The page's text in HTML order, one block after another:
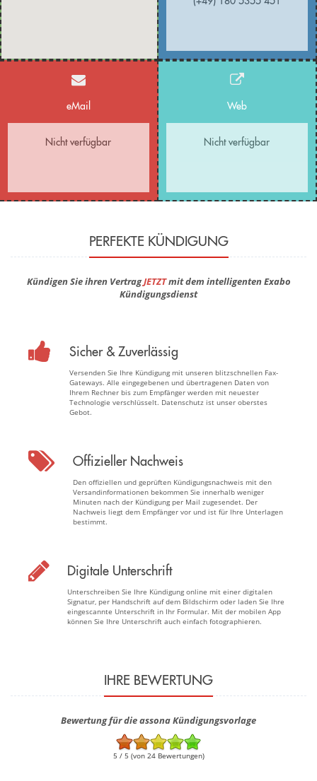
eMail
Nicht verfügbar
Web
Nicht verfügbar
PERFEKTE KÜNDIGUNG
Kündigen Sie ihren VertragJETZTmit dem intelligenten Exabo
Kündigungsdienst
Sicher & Zuverlässig
Versenden Sie Ihre Kündigung mit unseren blitzschnellen Fax-
Gateways. Alle eingegebenen und übertragenen Daten von
Ihrem Rechner bis zum Empfänger werden mit neuester
Technologie verschlüsselt. Datenschutz ist unser oberstes
Gebot.
Offizieller Nachweis
Den offiziellen und geprüften Kündigungsnachweis mit den
Versandinformationen bekommen Sie innerhalb weniger
Minuten nach der Kündigung per Mail zugesendet. Der
Nachweis liegt dem Empfänger vor und ist für Ihre Unterlagen
bestimmt.
Digitale Unterschrift
Unterschreiben Sie Ihre Kündigung online mit einer digitalen
Signatur, per Handschrift auf dem Bildschirm oder laden Sie Ihre
eingescannte Unterschrift in Ihr Formular. Mit der mobilen App
können Sie Ihre Unterschrift auch einfach fotographieren.
IHRE BEWERTUNG
Bewertung für die assona Kündigungsvorlage
5 / 5 (von 24 Bewertungen)